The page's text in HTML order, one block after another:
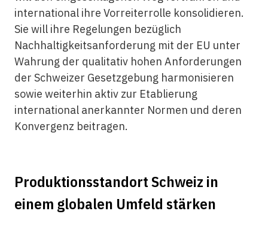
international ihre Vorreiterrolle konsolidieren.
Sie will ihre Regelungen bezüglich
Nachhaltigkeitsanforderung mit der EU unter
Wahrung der qualitativ hohen Anforderungen
der Schweizer Gesetzgebung harmonisieren
sowie weiterhin aktiv zur Etablierung
international anerkannter Normen und deren
Konvergenz beitragen.
Produktionsstandort Schweiz in
einem globalen Umfeld stärken